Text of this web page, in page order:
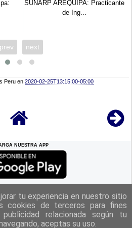
SUNARP AREQUIPA: Practicante
de Ing...
prev next
Peru en2020-02-25T13:15:00-05:00
NUESTRA APP
A LACIMA
Legal| Términos y Condiciones
|
Contacto|
tu experiencia en nuestro sitio
cookies de terceros para fines
relacionada según tu
aceptas su uso.